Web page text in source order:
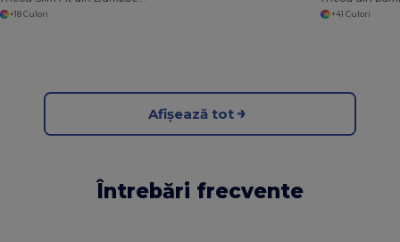
+18 Culori +41 Culori
Afișează tot
Întrebări frecvente